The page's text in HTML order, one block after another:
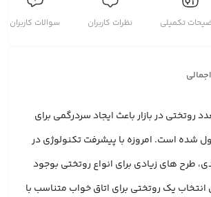
تکمیلی نظرات کاربران سوالات کاربران
روتختی در بازار باعث ایجاد سردرگمی برای
شده است. امروزه با پیشرفت تکنولوژی در
طرح های زیادی برای انواع روتختی بوجود
انتخاب یک روتختی برای اتاق خواب متناسب با